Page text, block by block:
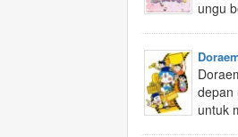
ungu
depan
untuk